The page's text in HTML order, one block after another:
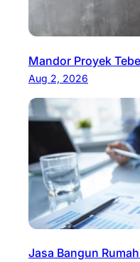
Mandor Proyek
Aug 2, 2026
Jasa Bangun